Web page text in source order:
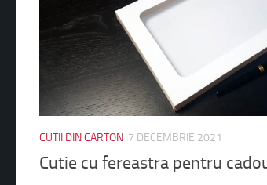
CUTII DIN CARTON 7 DECEMBRIE 2021
Cutie cu fereastra pentru